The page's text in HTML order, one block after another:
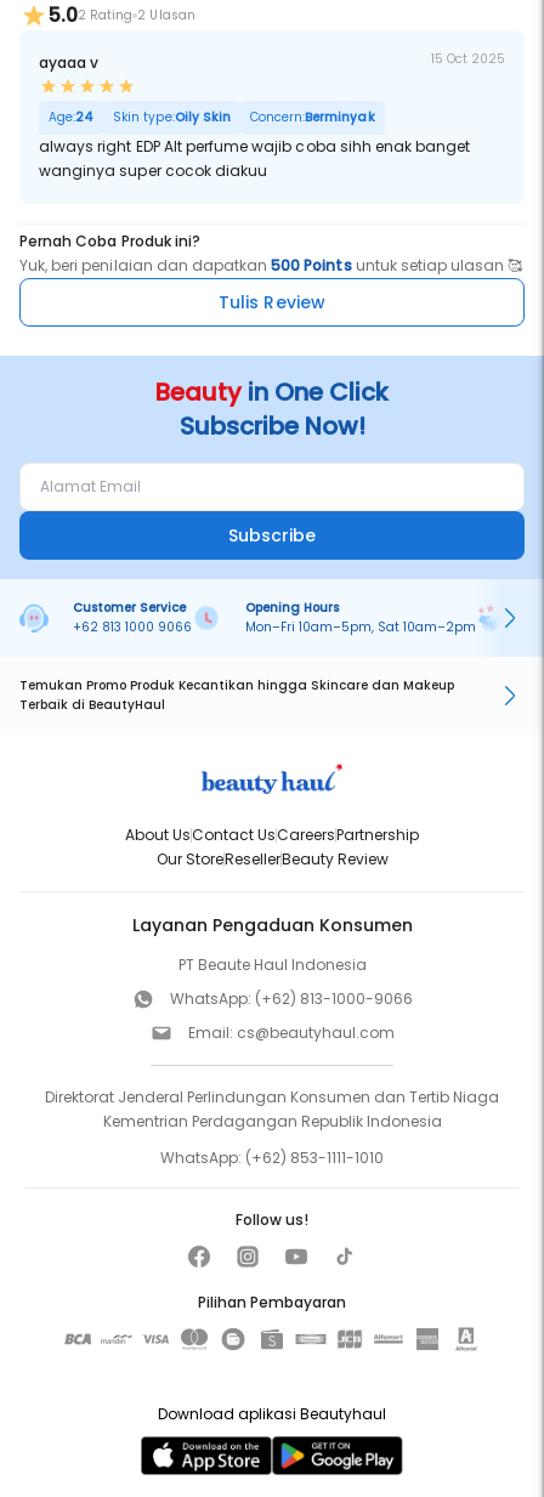
5.02 Rating 2 Ulasan
ayaaa v 15 Oct 2025
Age:24 Skin type:Oily Skin Concern:Berminyak
always right EDP Alt perfume wajib coba sihh enak banget
wanginya super cocok diakuu
Pernah Coba Produk ini?
Yuk, beri penilaian dan dapatkan500 Pointsuntuk setiap ulasan 🥰
Tulis Review
Beautyin One Click
Subscribe Now!
Subscribe
Customer Service
+62 813 1000 9066
Opening Hours
Mon–Fri 10am–5pm, Sat 10am–2pm
Temukan Promo Produk Kecantikan hingga Skincare dan Makeup
Terbaik di BeautyHaul
About UsContact UsCareersPartnership
Our StoreResellerBeauty Review
Layanan Pengaduan Konsumen
PT Beaute Haul Indonesia
WhatsApp: (+62) 813-1000-9066
Email: cs@beautyhaul.com
Direktorat Jenderal Perlindungan Konsumen dan Tertib Niaga
Kementrian Perdagangan Republik Indonesia
WhatsApp: (+62) 853-1111-1010
Pilihan Pembayaran
Follow us!
Download aplikasi Beautyhaul